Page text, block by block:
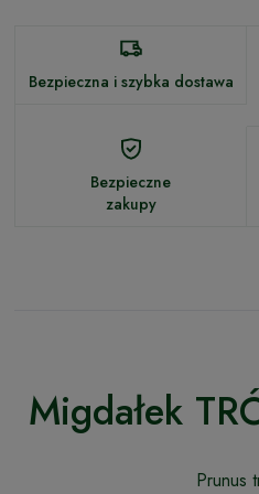
Bezpieczna i szybka dostawa
Bezpieczne
zakupy
Migdałek
Prunus